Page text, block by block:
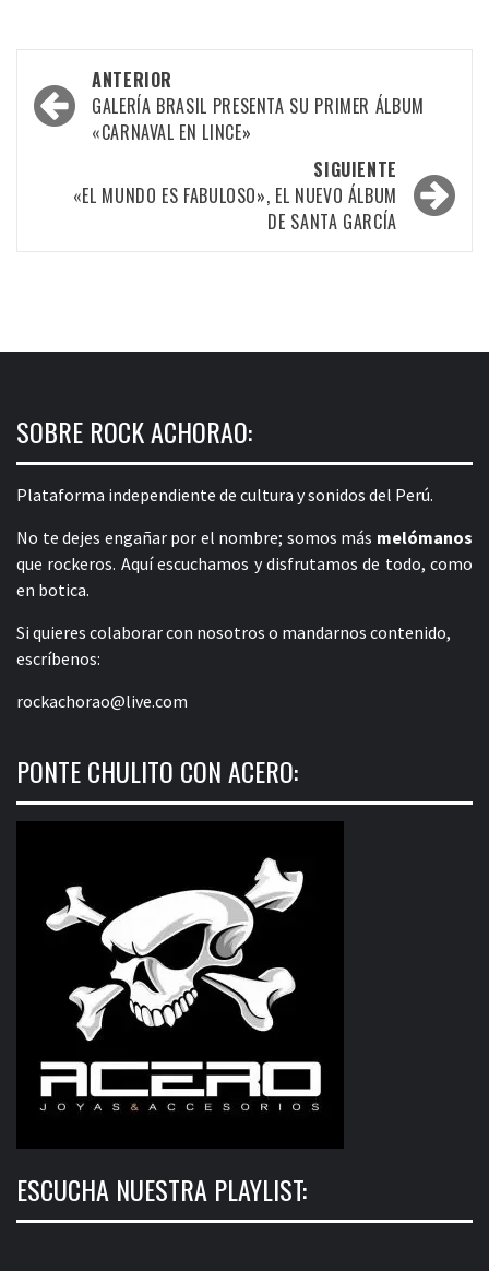
Navegación
por
entradas
ANTERIOR
GALERÍA BRASIL PRESENTA SU PRIMER ÁLBUM
«CARNAVAL EN LINCE»
SIGUIENTE
«EL MUNDO ES FABULOSO», EL NUEVO ÁLBUM
DE SANTA GARCÍA
SOBRE ROCK ACHORAO:
Plataforma independiente de cultura y sonidos del Perú.
No te dejes engañar por el nombre; somos más melómanos
que rockeros. Aquí escuchamos y disfrutamos de todo, como
en botica.
Si quieres colaborar con nosotros o mandarnos contenido,
escríbenos:
rockachorao@live.com
PONTE CHULITO CON ACERO:
ESCUCHA NUESTRA PLAYLIST: